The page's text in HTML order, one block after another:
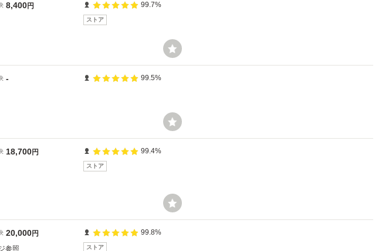
8,400円 99.7%
ストア
- 99.5%
18,700円 99.4%
ストア
20,000円
参照
99.8%
ストア